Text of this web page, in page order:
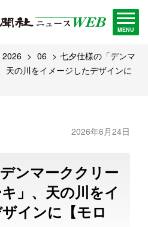
MENU
2026 06
七夕仕様の「デンマ
天の川をイメージしたデザインに
2026年6月24日
ンマーククリー
」、天の川をイ
インに【モロ